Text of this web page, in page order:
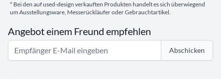
* Bei den auf used-design verkauften Produkten handelt es sich überwiegend
um Ausstellungsware, Messerückläufer oder Gebrauchtartikel.
Angebot einem Freund empfehlen
Abschicken